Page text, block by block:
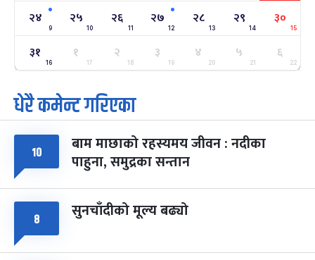
सोम फाल्गुन २४, २०८३- Mar 8, 2027
२५
मंगल
ग्याल्पो ल्होसार
फाल्गुन २५, २०८३ Mar 9, 2027
७ महिना बाँकी
७
आइत
पूर्णिमा व्रत
चैत्र ७, २०८३-Mar 21, 2027
८ फागुपूर्णिमा
चैत्र ८, २०८३-Mar 22, 2027
७ महिना बाँकी
२४
9
२५
10
२६
11
२७
12
२८
13
२९
14
३०
15
३१
16
१
17
२
18
३
19
४
20
५
21
६
22
धेरै कमेन्ट गरिएका
१० बाम माछाको रहस्यमय जीवन : नदीका
पाहुना, समुद्रका सन्तान
८ सुनचाँदीको मूल्य बढ्यो